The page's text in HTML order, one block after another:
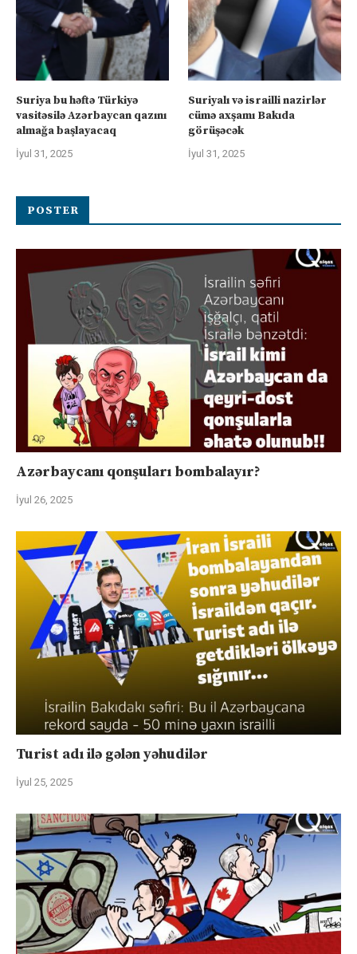
Suriya bu həftə Türkiyə
vasitəsilə Azərbaycan qazını
almağa başlayacaq
İyul 31, 2025
Suriyalı və israilli nazirlər
cümə axşamı Bakıda
görüşəcək
İyul 31, 2025
POSTER
Azərbaycanı qonşuları bombalayır?
İyul 26, 2025
Turist adı ilə gələn yəhudilər
İyul 25, 2025